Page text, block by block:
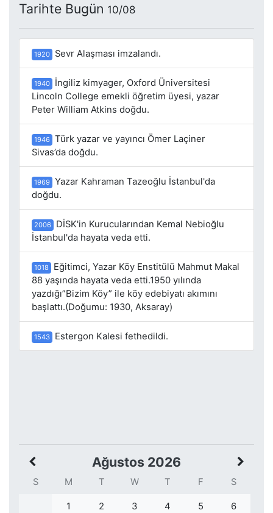
Tarihte Bugün 10/08
1920 Sevr Alaşması imzalandı.
1940
İngiliz kimyager, Oxford Üniversitesi
Lincoln College emekli öğretim üyesi, yazar
Peter William Atkins doğdu.
1946 Türk yazar ve yayıncı Ömer Laçiner
Sivas’da doğdu.
1969 Yazar Kahraman Tazeoğlu İstanbul'da
doğdu.
2006
DİSK'in Kurucularından Kemal Nebioğlu
İstanbul'da hayata veda etti.
1018
Eğitimci, Yazar Köy Enstitülü Mahmut Makal
88 yaşında hayata veda etti.1950 yılında
yazdığı”Bizim Köy” ile köy edebiyatı akımını
başlattı.(Doğumu: 1930, Aksaray)
1543 Estergon Kalesi fethedildi.
Ağustos 2026
S M T W T F S
1 2 3 4 5 6